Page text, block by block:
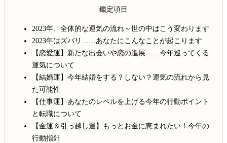
鑑定項目
2023年、全体的な運気の流れ～世の中はこう変わります
2023年はズバリ……あなたにこんなことが起こります
【恋愛運】新たな出会いや恋の進展……今年巡ってくる
運気について
【結婚運】今年結婚をする？しない？運気の流れから見
た可能性
【仕事運】あなたのレベルを上げる今年の行動ポイント
と転職について
【金運＆引っ越し運】もっとお金に恵まれたい！今年の
行動指針